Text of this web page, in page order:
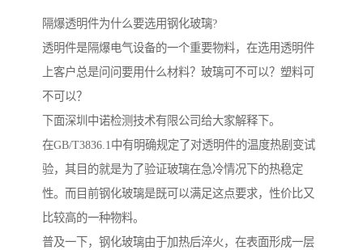
隔爆透明件为什么要选用钢化玻璃?
透明件是隔爆电气设备的一个重要物料，在选用透明件
上客户总是问问要用什么材料？玻璃可不可以？塑料可
不可以？
下面深圳中诺检测技术有限公司给大家解释下。
在GB/T3836.1中有明确规定了对透明件的温度热剧变试
验，其目的就是为了验证玻璃在急冷情况下的热稳定
性。而目前钢化玻璃是既可以满足这点要求，性价比又
比较高的一种物料。
普及一下，钢化玻璃由于加热后淬火，在表面形成一层